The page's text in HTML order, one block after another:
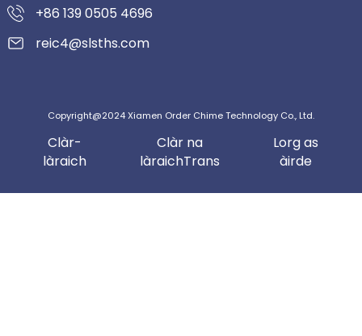
+86 139 0505 4696
reic4@slsths.com
Copyright@2024 Xiamen Order Chime Technology Co., Ltd.
Clàr-
làraich
Clàr na
làraichTrans
Lorg as
àirde